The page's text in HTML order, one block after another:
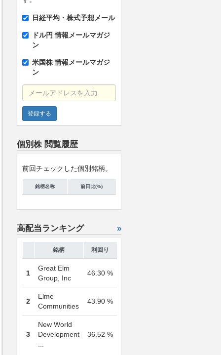
日経平均・株式予想メール
ドル円 情報メールマガジ
ン
米国株 情報メールマガジ
ン
メールアドレスを入力
個別株 閲覧履歴
前回チェックした個別銘柄。
銘柄名称 前日比(%)
高配当ランキング »
銘柄 利回り
1
Great Elm
Group, Inc
46.30 %
2
Elme
Communities
43.90 %
3
New World
Development
36.52 %